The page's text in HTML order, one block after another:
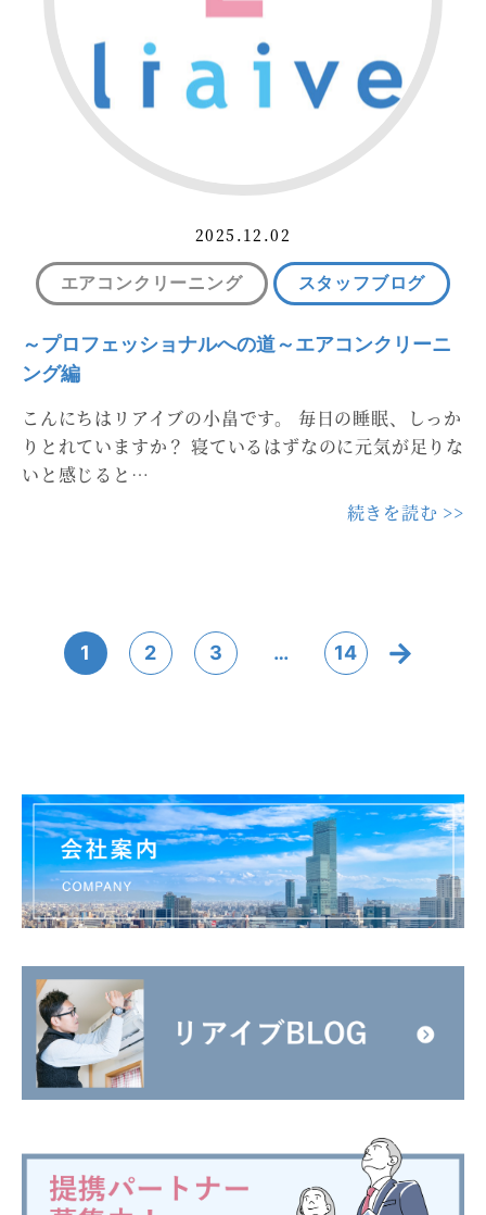
2025.12.02
エアコンクリーニング スタッフブログ
～プロフェッショナルへの道～エアコンクリーニ
ング編
こんにちはリアイブの小畠です。 毎日の睡眠、しっか
りとれていますか？ 寝ているはずなのに元気が足りな
いと感じると…
続きを読む >>
1 2 3 … 14